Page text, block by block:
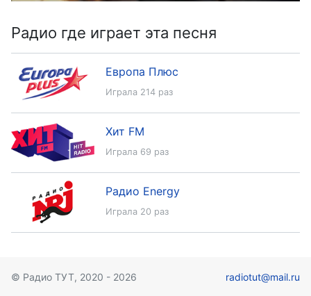
Радио где играет эта песня
Играла 214 раз
Европа Плюс
Играла 69 раз
Хит FM
Играла 20 раз
Радио Energy
© Радио ТУТ, 2020 - 2026 radiotut@mail.ru